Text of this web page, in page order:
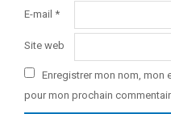
E-mail *
Site web
Enregistrer mon nom, mon
pour mon prochain